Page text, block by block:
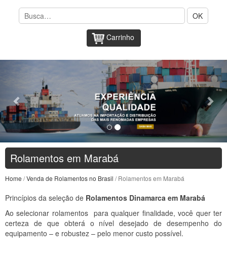
OK
Carrinho
Previous
Rolamentos em Marabá
Home /Venda de Rolamentos no Brasil / Rolamentos em Marabá
Princípios da seleção de Rolamentos Dinamarca em Marabá
Ao selecionar rolamentos para qualquer finalidade, você quer ter
certeza de que obterá o nível desejado de desempenho do
equipamento – e robustez – pelo menor custo possível.